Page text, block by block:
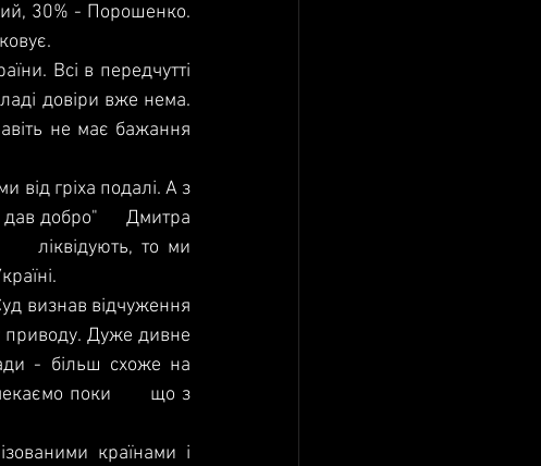
30% - Порошенко.
Всі в передчутті
довіри вже нема.
не має бажання
від гріха подалі. А з
ліквідують, то ми
визнав відчуження
приводу. Дуже дивне
- більш схоже на
поки      що з
країнами і